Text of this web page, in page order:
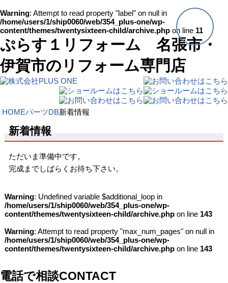
Warning: Attempt to read property "label" on null in
/home/users/1/ship0060/web/354_plus-one/wp-
content/themes/twentysixteen-child/archive.php on line 11
ぷらす１リフォーム 名張市・
伊賀市のリフォーム専門店
HOMEパーツDB新着情報
新着情報
ただいま準備中です。
完成までしばらくお待ち下さい。
Warning: Undefined variable $additional_loop in
/home/users/1/ship0060/web/354_plus-one/wp-
content/themes/twentysixteen-child/archive.phpon line 143
Warning: Attempt to read property "max_num_pages" on null in
/home/users/1/ship0060/web/354_plus-one/wp-
content/themes/twentysixteen-child/archive.phpon line 143
電話で相談CONTACT